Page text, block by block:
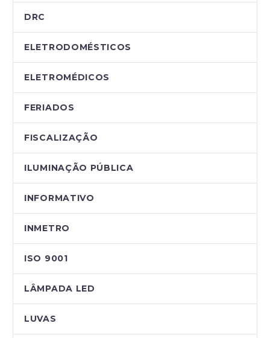
DRC
ELETRODOMÉSTICOS
ELETROMÉDICOS
FERIADOS
FISCALIZAÇÃO
ILUMINAÇÃO PÚBLICA
INFORMATIVO
INMETRO
ISO 9001
LÂMPADA LED
LUVAS